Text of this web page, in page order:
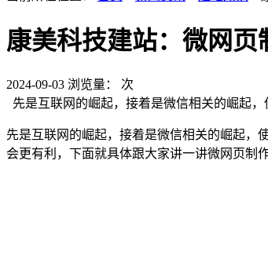
康美科技建站：微网页
2024-09-03 浏览量：
次
先是互联网的崛起，接着是微信相关的崛起
先是互联网的崛起，接着是微信相关的崛起，
会更有利，下面就具体跟大家讲一讲微网页制